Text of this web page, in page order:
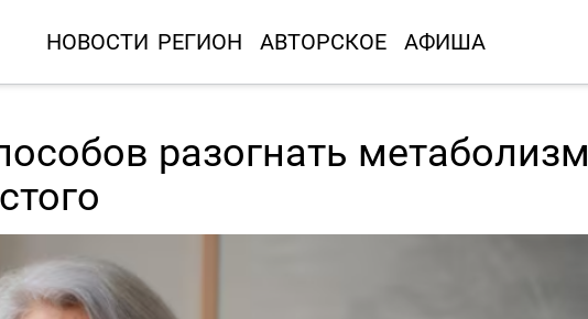
НОВОСТИ РЕГИОН АВТОРСКОЕ АФИША
разогнать метаболизм